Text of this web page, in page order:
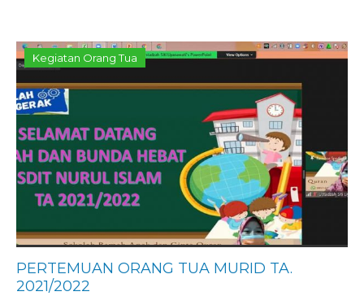
Kegiatan Orang Tua
PERTEMUAN ORANG TUA MURID TA.
2021/2022